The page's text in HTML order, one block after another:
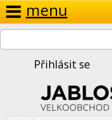
menu
Přihlásit se